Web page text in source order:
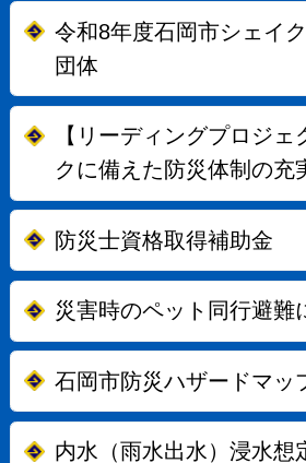
令和8年度石岡市シェイ
団体
【リーディングプロジェ
クに備えた防災体制の充
防災士資格取得補助金
災害時のペット同行避難
石岡市防災ハザードマッ
内水（雨水出水）浸水想